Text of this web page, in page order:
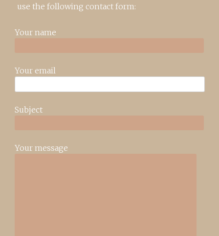
use the following contact form:
Your name
Your email
Subject
Your message